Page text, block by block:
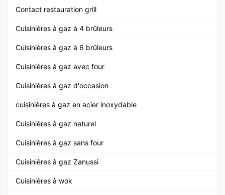
Contact restauration grill
Cuisinières à gaz à 4 brûleurs
Cuisinières à gaz à 6 brûleurs
Cuisinières à gaz avec four
Cuisinières à gaz d'occasion
cuisinières à gaz en acier inoxydable
Cuisinières à gaz naturel
Cuisinières à gaz sans four
Cuisinières à gaz Zanussi
Cuisinières à wok